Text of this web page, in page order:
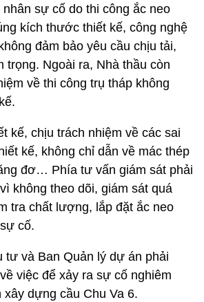
sự cố do thi công ắc neo
kích thước thiết kế, công nghệ
đảm bảo yêu cầu chịu tải,
trọng. Ngoài ra, Nhà thầu còn
về thi công trụ tháp không
kế, chịu trách nhiệm về các sai
kế, không chỉ dẫn về mác thép
đơ… Phía tư vấn giám sát phải
không theo dõi, giám sát quá
tra chất lượng, lắp đặt ắc neo
cố.
tư và Ban Quản lý dự án phải
việc để xảy ra sự cố nghiêm
dựng cầu Chu Va 6.